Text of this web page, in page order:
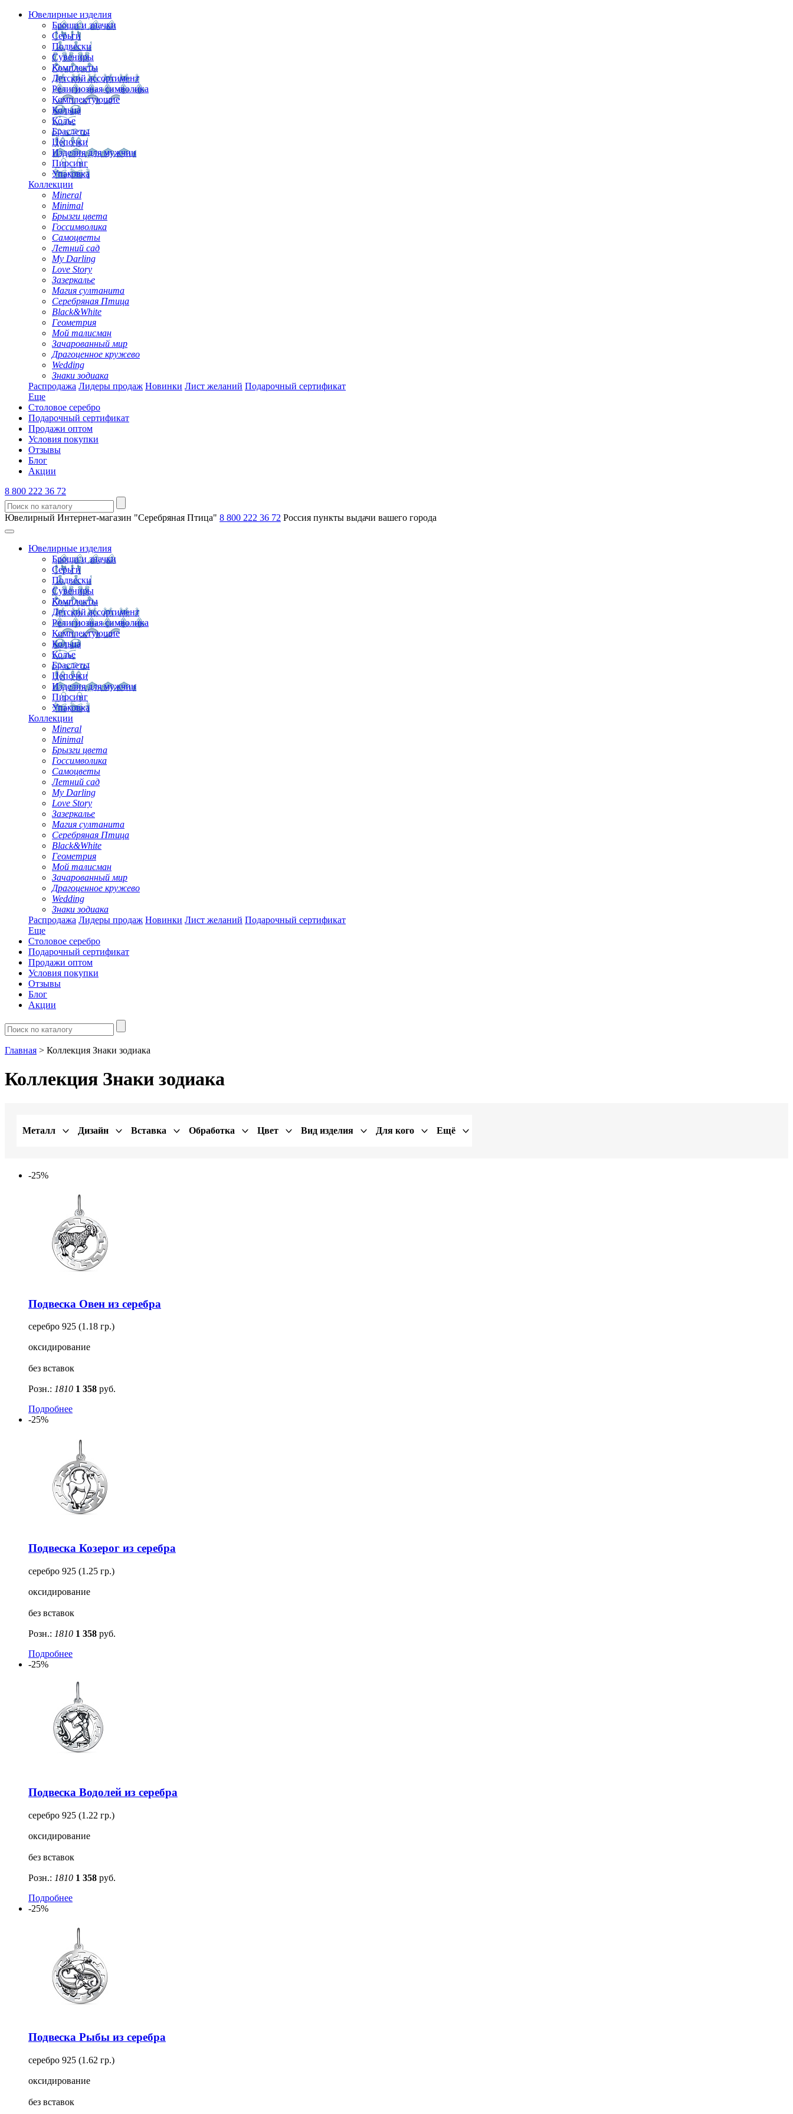
Ювелирные изделия
Броши и значки
Серьги
Подвески
Сувениры
Комплекты
Детский ассортимент
Религиозная символика
Комплектующие
Кольца
Колье
Браслеты
Цепочки
Изделия для мужчин
Пирсинг
Упаковка
Коллекции
Mineral
Minimal
Брызги цвета
Госсимволика
Самоцветы
Летний сад
My Darling
Love Story
Зазеркалье
Магия султанита
Серебряная Птица
Black&White
Геометрия
Мой талисман
Зачарованный мир
Драгоценное кружево
Wedding
Знаки зодиака
Распродажа Лидеры продаж Новинки Лист желаний Подарочный сертификат
Еще
Столовое серебро
Подарочный сертификат
Продажи оптом
Условия покупки
Отзывы
Блог
Акции
8 800 222 36 72
Ювелирный Интернет-магазин "Серебряная Птица" 8 800 222 36 72 Россия пункты выдачи вашего города
Ювелирные изделия
Броши и значки
Серьги
Подвески
Сувениры
Комплекты
Детский ассортимент
Религиозная символика
Комплектующие
Кольца
Колье
Браслеты
Цепочки
Изделия для мужчин
Пирсинг
Упаковка
Коллекции
Mineral
Minimal
Брызги цвета
Госсимволика
Самоцветы
Летний сад
My Darling
Love Story
Зазеркалье
Магия султанита
Серебряная Птица
Black&White
Геометрия
Мой талисман
Зачарованный мир
Драгоценное кружево
Wedding
Знаки зодиака
Распродажа Лидеры продаж Новинки Лист желаний Подарочный сертификат
Еще
Столовое серебро
Подарочный сертификат
Продажи оптом
Условия покупки
Отзывы
Блог
Акции
Главная > Коллекция Знаки зодиака
Коллекция Знаки зодиака
Металл Дизайн Вставка Обработка Цвет Вид изделия Для кого Ещё
-25%
Подвеска Овен из серебра
серебро 925 (1.18 гр.)
оксидирование
без вставок
Розн.: 1810 1 358 руб.
Подробнее
-25%
Подвеска Козерог из серебра
серебро 925 (1.25 гр.)
оксидирование
без вставок
Розн.: 1810 1 358 руб.
Подробнее
-25%
Подвеска Водолей из серебра
серебро 925 (1.22 гр.)
оксидирование
без вставок
Розн.: 1810 1 358 руб.
Подробнее
-25%
Подвеска Рыбы из серебра
серебро 925 (1.62 гр.)
оксидирование
без вставок